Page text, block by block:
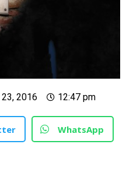
2016 12:47 pm
WhatsApp